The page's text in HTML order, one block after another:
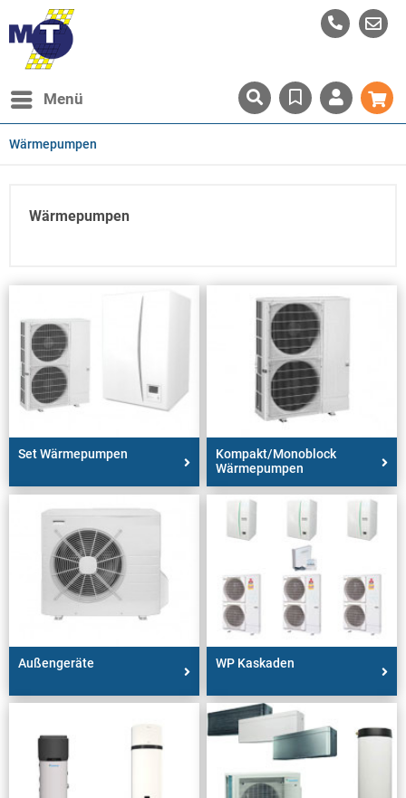
Menü
Wärmepumpen
Wärmepumpen
Set Wärmepumpen
Kompakt/Monoblock
Wärmepumpen
Außengeräte WP Kaskaden